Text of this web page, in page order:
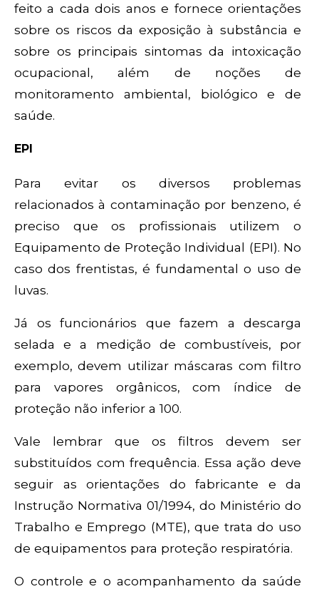
feito a cada dois anos e fornece orientações
sobre os riscos da exposição à substância e
sobre os principais sintomas da intoxicação
ocupacional, além de noções de
monitoramento ambiental, biológico e de
saúde.
EPI
Para evitar os diversos problemas
relacionados à contaminação por benzeno, é
preciso que os profissionais utilizem o
Equipamento de Proteção Individual (EPI). No
caso dos frentistas, é fundamental o uso de
luvas.
Já os funcionários que fazem a descarga
selada e a medição de combustíveis, por
exemplo, devem utilizar máscaras com filtro
para vapores orgânicos, com índice de
proteção não inferior a 100.
Vale lembrar que os filtros devem ser
substituídos com frequência. Essa ação deve
seguir as orientações do fabricante e da
Instrução Normativa 01/1994, do Ministério do
Trabalho e Emprego (MTE), que trata do uso
de equipamentos para proteção respiratória.
O controle e o acompanhamento da saúde